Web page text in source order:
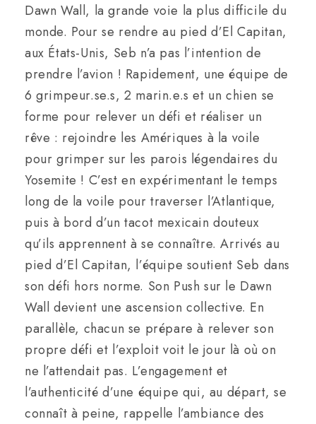
Dawn Wall, la grande voie la plus difficile du
monde. Pour se rendre au pied d’El Capitan,
aux États-Unis, Seb n’a pas l’intention de
prendre l’avion ! Rapidement, une équipe de
6 grimpeur.se.s, 2 marin.e.s et un chien se
forme pour relever un défi et réaliser un
rêve : rejoindre les Amériques à la voile
pour grimper sur les parois légendaires du
Yosemite ! C’est en expérimentant le temps
long de la voile pour traverser l’Atlantique,
puis à bord d’un tacot mexicain douteux
qu’ils apprennent à se connaître. Arrivés au
pied d’El Capitan, l’équipe soutient Seb dans
son défi hors norme. Son Push sur le Dawn
Wall devient une ascension collective. En
parallèle, chacun se prépare à relever son
propre défi et l’exploit voit le jour là où on
ne l’attendait pas. L’engagement et
l’authenticité d’une équipe qui, au départ, se
connaît à peine, rappelle l’ambiance des